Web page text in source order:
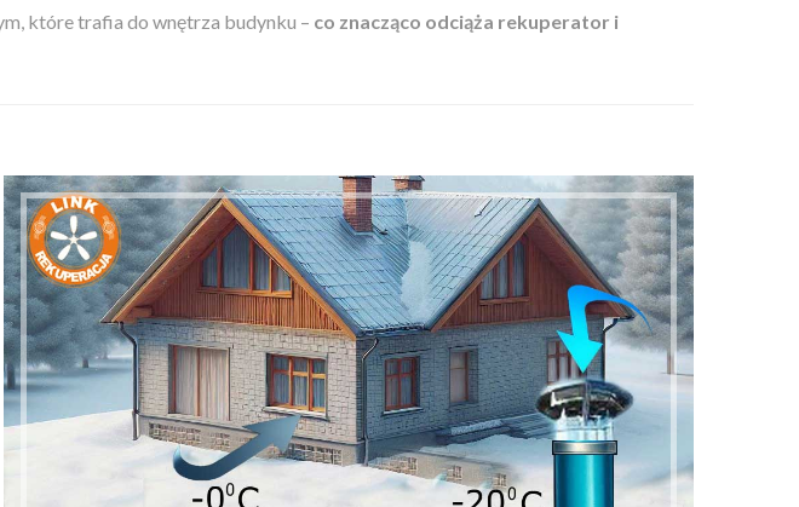
które trafia do wnętrza budynku – co znacząco odciąża rekuperator i